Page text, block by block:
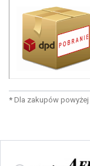
* Dla zakupów powyżej